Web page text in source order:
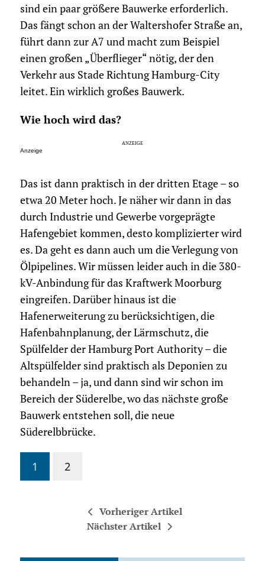
sind ein paar größere Bauwerke erforderlich.
Das fängt schon an der Waltershofer Straße an,
führt dann zur A7 und macht zum Beispiel
einen großen „Überflieger“ nötig, der den
Verkehr aus Stade Richtung Hamburg-City
leitet. Ein wirklich großes Bauwerk.
Wie hoch wird das?
Anzeige
Das ist dann praktisch in der dritten Etage – so
etwa 20 Meter hoch. Je näher wir dann in das
durch Industrie und Gewerbe vorgeprägte
Hafengebiet kommen, desto komplizierter wird
es. Da geht es dann auch um die Verlegung von
Ölpipelines. Wir müssen leider auch in die 380-
kV-Anbindung für das Kraftwerk Moorburg
eingreifen. Darüber hinaus ist die
Hafenerweiterung zu berücksichtigen, die
Hafenbahnplanung, der Lärmschutz, die
Spülfelder der Hamburg Port Authority – die
Altspülfelder sind praktisch als Deponien zu
behandeln – ja, und dann sind wir schon im
Bereich der Süderelbe, wo das nächste große
Bauwerk entstehen soll, die neue
Süderelbbrücke.
1 2
Vorheriger Artikel
Nächster Artikel